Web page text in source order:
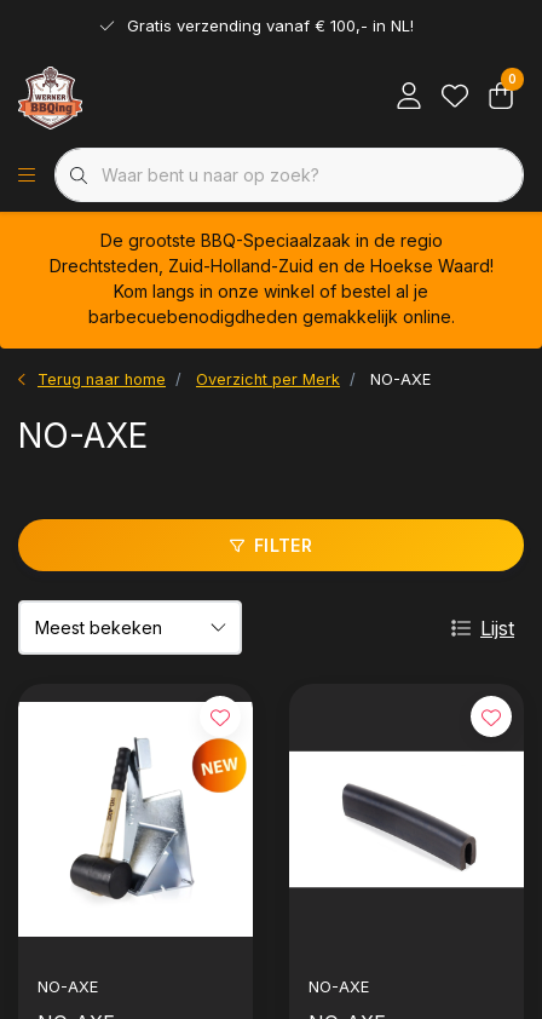
Gratis verzending vanaf € 100,- in NL!
0
De grootste BBQ-Speciaalzaak in de regio
Drechtsteden, Zuid-Holland-Zuid en de Hoekse Waard!
Kom langs in onze winkel of bestel al je
barbecuebenodigdheden gemakkelijk online.
Terug naar home Overzicht per Merk NO-AXE
NO-AXE
FILTER
Lijst
NO-AXE NO-AXE